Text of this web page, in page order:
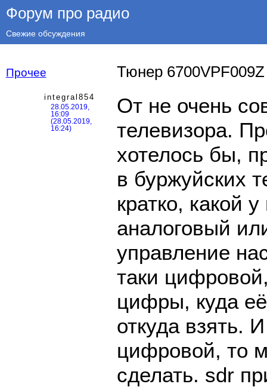
Форум про радио
Свежие обсуждения
Прочее Тюнер 6700VPF009Z
integral854
28.05.2019,
16:09
(28.05.2019,
16:24)
От не очень
телевизора.
хотелось бы,
в буржуйских
кратко, какой
аналоговый
управление
таки
цифры, куда
откуда взять.
цифровой, то
сделать. sdr